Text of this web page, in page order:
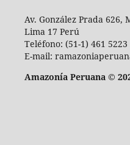
Av. González Prada 626,
Lima 17 Perú
Teléfono: (51-1) 461 5223
E-mail:
Amazonía Peruana ©